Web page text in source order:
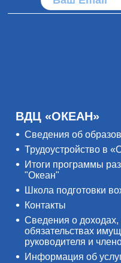
ВДЦ «ОКЕАН»
Сведения об
Трудоустройство в
Итоги программы
"Океан"
Школа подготовки
Контакты
Сведения о
обязательствах
руководителя и
Информация об